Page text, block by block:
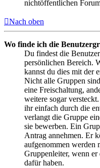
nichtöffentlichen
Nach oben
Wo finde ich die
Du findest die
persönlichen Bereich.
kannst du dies mit der
Nicht alle Gruppen
eine Freischaltung,
weitere sogar
ihr einfach durch die
verlangt die Gruppe
sie bewerben. Ein
Antrag annehmen. Er
aufgenommen werden
Gruppenleiter, wenn
dafür haben.